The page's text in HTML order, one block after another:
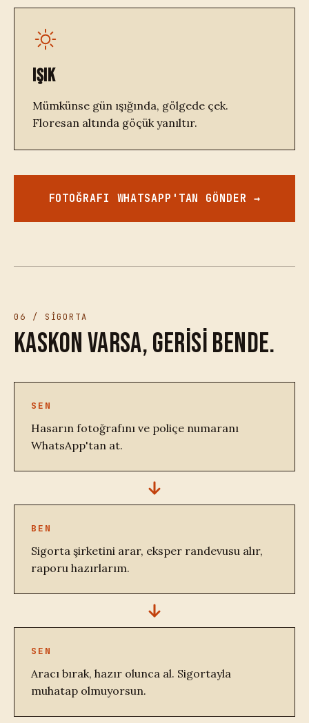
IŞIK
Mümkünse gün ışığında, gölgede çek.
Floresan altında göçük yanıltır.
FOTOĞRAFI WHATSAPP'TAN GÖNDER →
06 / SİGORTA
Kaskon varsa, gerisi bende.
SEN
Hasarın fotoğrafını ve poliçe numaranı
WhatsApp'tan at.
BEN
Sigorta şirketini arar, eksper randevusu alır,
raporu hazırlarım.
SEN
Aracı bırak, hazır olunca al. Sigortayla
muhatap olmuyorsun.